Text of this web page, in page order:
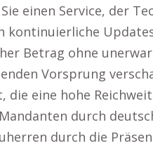
einen Service, der
kontinuierliche
Betrag ohne
Vorsprung
eine hohe
durch
durch die